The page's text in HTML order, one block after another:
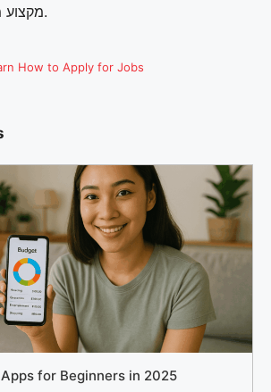
מקצוע מכובד במקדונלד’ס.
How to Apply for Jobs
for Beginners in 2025